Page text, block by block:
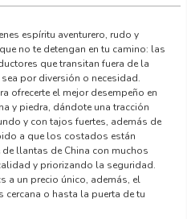
espíritu aventurero, rudo y
no te detengan en tu camino: las
que transitan fuera de la
por diversión o necesidad.
ofrecerte el mejor desempeño en
y piedra, dándote una tracción
y con tajos fuertes, además de
a que los costados están
llantas de China con muchos
y priorizando la seguridad.
a un precio único, además, el
cercana o hasta la puerta de tu